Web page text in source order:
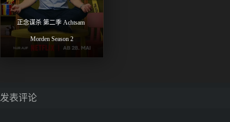
正念谋杀 第二季 Achtsam
Morden Season 2
发表评论